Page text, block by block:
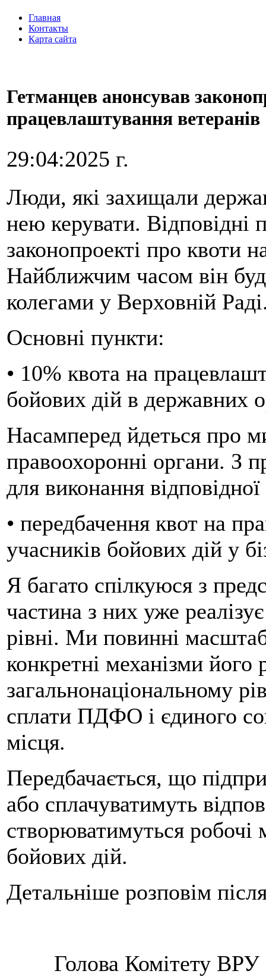
Главная
Контакты
Карта сайта
Гетманцев анонсував
працевлаштування ветеранів
29:04:2025 г.
Люди, які захищали
нею керувати. Відповідні
законопроекті про квоти
Найближчим часом він
колегами у Верховній
Основні пункти:
• 10% квота на
бойових дій в державних
Насамперед йдеться про
правоохоронні органи. З
для виконання
• передбачення квот на
учасників бойових дій у
Я багато спілкуюся з
частина з них уже
рівні. Ми повинні
конкретні механізми його
загальнонаціональному
сплати ПДФО і єдиного
місця.
Передбачається, що
або сплачуватимуть
створюватимуться робочі
бойових дій.
Детальніше розповім
Голова Комітету ВРУ